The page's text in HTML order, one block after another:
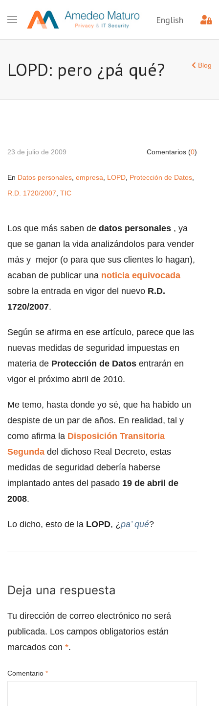
English
LOPD: pero ¿pá qué? Blog
23 de julio de 2009 Comentarios (0)
En Datos personales empresa LOPD Protección de Datos
R.D. 1720/2007 TIC
Los que más saben de datos personales , ya
que se ganan la vida analizándolos para vender
más y mejor (o para que sus clientes lo hagan),
acaban de publicar una noticia equivocada
sobre la entrada en vigor del nuevo R.D.
1720/2007.
Según se afirma en ese artículo, parece que las
nuevas medidas de seguridad impuestas en
materia de Protección de Datos entrarán en
vigor el próximo abril de 2010.
Me temo, hasta donde yo sé, que ha habido un
despiste de un par de años. En realidad, tal y
como afirma la Disposición Transitoria
Segunda del dichoso Real Decreto, estas
medidas de seguridad debería haberse
implantado antes del pasado 19 de abril de
2008.
Lo dicho, esto de la LOPD, ¿pa’ qué?
Deja una respuesta
Tu dirección de correo electrónico no será
publicada. Los campos obligatorios están
marcados con *.
Comentario *